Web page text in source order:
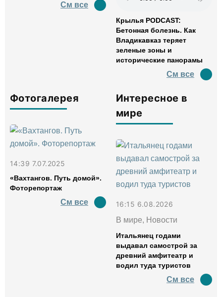
См все
Крылья PODCAST:
Бетонная болезнь. Как
Владикавказ теряет
зеленые зоны и
исторические панорамы
См все
Фотогалерея
14:39 7.07.2025
«Вахтангов. Путь домой».
Фоторепортаж
См все
Интересное в
мире
16:15 6.08.2026
В мире, Новости
Итальянец годами
выдавал самострой за
древний амфитеатр и
водил туда туристов
См все